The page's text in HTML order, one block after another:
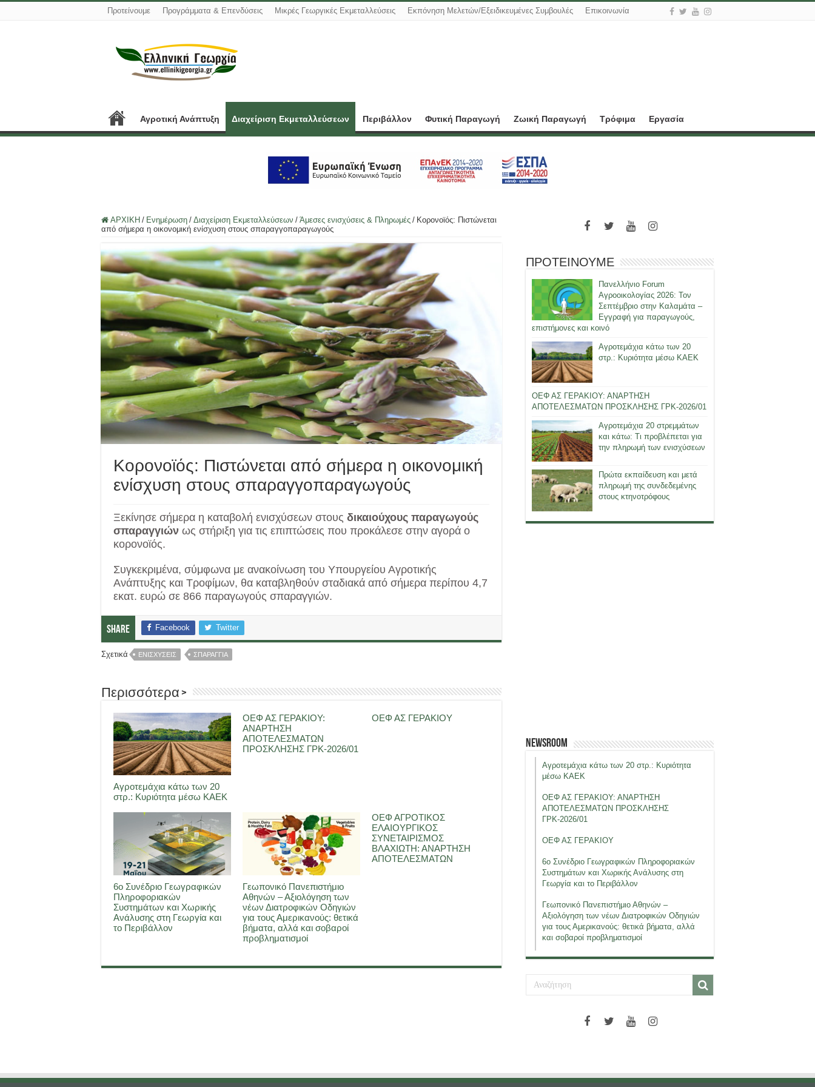
Προτείνουμε Προγράμματα & Επενδύσεις Μικρές Γεωργικές Εκμεταλλεύσεις Εκπόνηση Μελετών/Εξειδικευμένες Συμβουλές Επικοινωνία
Αγροτική Ανάπτυξη Διαχείριση Εκμεταλλεύσεων Περιβάλλον Φυτική Παραγωγή Ζωική Παραγωγή Τρόφιμα Εργασία
ΑΡΧΙΚΗ / Ενημέρωση / Διαχείριση Εκμεταλλεύσεων / Άμεσες ενισχύσεις & Πληρωμές / Κορονοϊός: Πιστώνεται
από σήμερα η οικονομική ενίσχυση στους σπαραγγοπαραγωγούς
Κορονοϊός: Πιστώνεται από σήμερα η οικονομική
ενίσχυση στους σπαραγγοπαραγωγούς
Ξεκίνησε σήμερα η καταβολή ενισχύσεων στους δικαιούχους παραγωγούς
σπαραγγιών ως στήριξη για τις επιπτώσεις που προκάλεσε στην αγορά ο
κορονοϊός.
Συγκεκριμένα, σύμφωνα με ανακοίνωση του Υπουργείου Αγροτικής
Ανάπτυξης και Τροφίμων, θα καταβληθούν σταδιακά από σήμερα περίπου 4,7
εκατ. ευρώ σε 866 παραγωγούς σπαραγγιών.
Share Facebook Twitter
Σχετικά ΕΝΙΣΧΥΣΕΙΣ ΣΠΑΡΑΓΓΙΑ
Περισσότερα >
Αγροτεμάχια κάτω των 20
στρ.: Κυριότητα μέσω ΚΑΕΚ
ΟΕΦ ΑΣ ΓΕΡΑΚΙΟΥ:
ΑΝΑΡΤΗΣΗ
ΑΠΟΤΕΛΕΣΜΑΤΩΝ
ΠΡΟΣΚΛΗΣΗΣ ΓΡΚ-2026/01
ΟΕΦ ΑΣ ΓΕΡΑΚΙΟΥ
6ο Συνέδριο Γεωγραφικών
Πληροφοριακών
Συστημάτων και Χωρικής
Ανάλυσης στη Γεωργία και
το Περιβάλλον
Γεωπονικό Πανεπιστήμιο
Αθηνών – Αξιολόγηση των
νέων Διατροφικών Οδηγιών
για τους Αμερικανούς: θετικά
βήματα, αλλά και σοβαροί
προβληματισμοί
ΟΕΦ ΑΓΡΟΤΙΚΟΣ
ΕΛΑΙΟΥΡΓΙΚΟΣ
ΣΥΝΕΤΑΙΡΙΣΜΟΣ
ΒΛΑΧΙΩΤΗ: ΑΝΑΡΤΗΣΗ
ΑΠΟΤΕΛΕΣΜΑΤΩΝ
ΠΡΟΤΕΙΝΟΥΜΕ
Πανελλήνιο Forum
Αγροοικολογίας 2026: Τον
Σεπτέμβριο στην Καλαμάτα –
Εγγραφή για παραγωγούς,
επιστήμονες και κοινό
Αγροτεμάχια κάτω των 20
στρ.: Κυριότητα μέσω ΚΑΕΚ
ΟΕΦ ΑΣ ΓΕΡΑΚΙΟΥ: ΑΝΑΡΤΗΣΗ
ΑΠΟΤΕΛΕΣΜΑΤΩΝ ΠΡΟΣΚΛΗΣΗΣ ΓΡΚ-2026/01
Αγροτεμάχια 20 στρεμμάτων
και κάτω: Τι προβλέπεται για
την πληρωμή των ενισχύσεων
Πρώτα εκπαίδευση και μετά
πληρωμή της συνδεδεμένης
στους κτηνοτρόφους
Newsroom
Αγροτεμάχια κάτω των 20 στρ.: Κυριότητα
μέσω ΚΑΕΚ
ΟΕΦ ΑΣ ΓΕΡΑΚΙΟΥ: ΑΝΑΡΤΗΣΗ
ΑΠΟΤΕΛΕΣΜΑΤΩΝ ΠΡΟΣΚΛΗΣΗΣ
ΓΡΚ-2026/01
ΟΕΦ ΑΣ ΓΕΡΑΚΙΟΥ
6ο Συνέδριο Γεωγραφικών Πληροφοριακών
Συστημάτων και Χωρικής Ανάλυσης στη
Γεωργία και το Περιβάλλον
Γεωπονικό Πανεπιστήμιο Αθηνών –
Αξιολόγηση των νέων Διατροφικών Οδηγιών
για τους Αμερικανούς: θετικά βήματα, αλλά
και σοβαροί προβληματισμοί